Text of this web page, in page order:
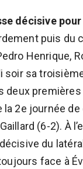
décisive pour
puis du
Henrique,
soir sa
deux
la 2e journée
(6-2). À
du
face à